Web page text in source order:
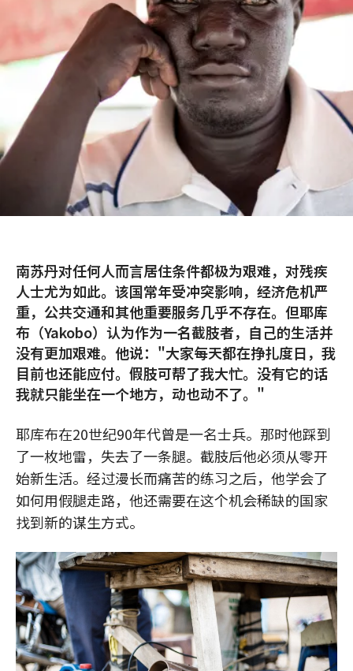
南苏丹对任何人而言居住条件都极为艰难，对残疾
人士尤为如此。该国常年受冲突影响，经济危机严
重，公共交通和其他重要服务几乎不存在。但耶库
布（Yakobo）认为作为一名截肢者，自己的生活并
没有更加艰难。他说："大家每天都在挣扎度日，我
目前也还能应付。假肢可帮了我大忙。没有它的话
我就只能坐在一个地方，动也动不了。"
耶库布在20世纪90年代曾是一名士兵。那时他踩到
了一枚地雷，失去了一条腿。截肢后他必须从零开
始新生活。经过漫长而痛苦的练习之后，他学会了
如何用假腿走路，他还需要在这个机会稀缺的国家
找到新的谋生方式。